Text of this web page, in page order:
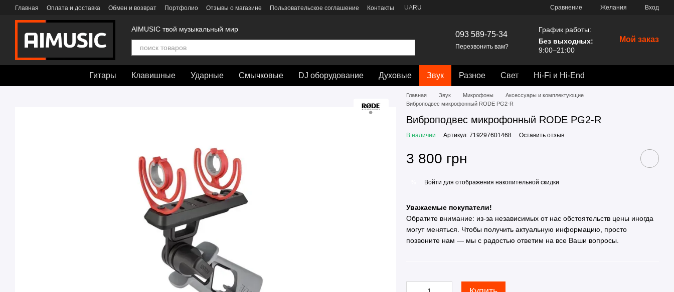
Перейти к основному контенту
Главная Оплата и доставка Обмен и возврат Портфолио Отзывы о магазине Пользовательское соглашение Контакты UARU Сравнение Желания Вход
AIMUSIC твой музыкальный мир
093 589-75-34
Перезвонить вам?
График работы:
Без выходных:
9:00–21:00
Мой заказ
Гитары Клавишные Ударные Смычковые DJ оборудование Духовые Звук Разное Свет Hi-Fi и Hi-End
Главная Звук Микрофоны
Аксессуары и комплектующие
Виброподвес микрофонный RODE PG2-R
Виброподвес микрофонный RODE PG2-R
В наличии Артикул: 719297601468 Оставить отзыв
3 800 грн
Войти для отображения накопительной скидки
Уважаемые покупатели!
Обратите внимание: из-за независимых от нас обстоятельств цены иногда
могут меняться. Чтобы получить актуальную информацию, просто
позвоните нам — мы с радостью ответим на все Ваши вопросы.